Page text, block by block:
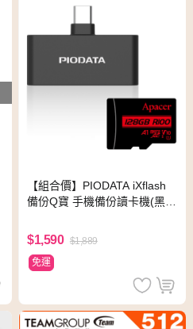
【組合價】PIODATA iXflash
備份Q寶 手機備份讀卡機(黑)
28GB附轉卡)
$1,590 $1,889
免運